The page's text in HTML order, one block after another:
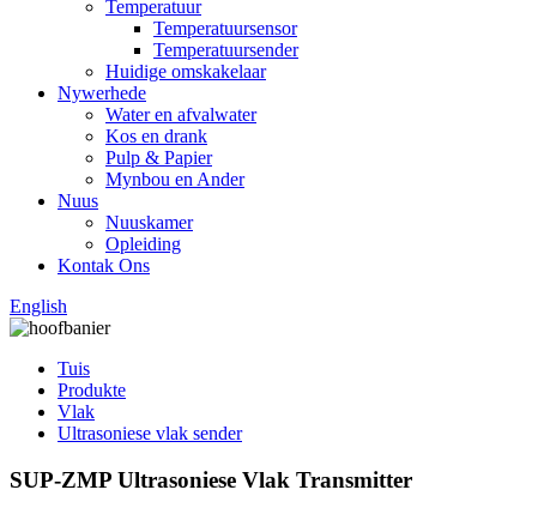
Temperatuur
Temperatuursensor
Temperatuursender
Huidige omskakelaar
Nywerhede
Water en afvalwater
Kos en drank
Pulp & Papier
Mynbou en Ander
Nuus
Nuuskamer
Opleiding
Kontak Ons
English
Tuis
Produkte
Vlak
Ultrasoniese vlak sender
SUP-ZMP Ultrasoniese Vlak Transmitter